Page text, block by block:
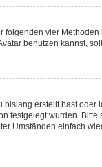
vier
benutzen kannst,
erstellt hast
festgelegt wurden.
Umständen einfach